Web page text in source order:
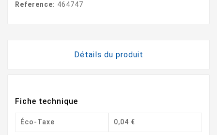
Reference: 464747
Détails du produit
Fiche technique
Éco-Taxe 0,04 €